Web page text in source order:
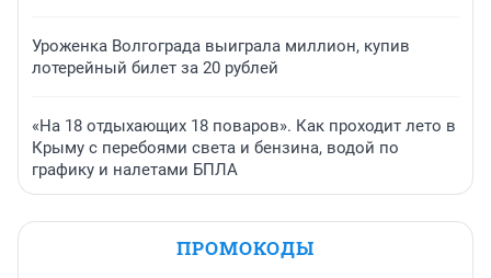
Уроженка Волгограда выиграла миллион, купив
лотерейный билет за 20 рублей
«На 18 отдыхающих 18 поваров». Как проходит лето в
Крыму с перебоями света и бензина, водой по
графику и налетами БПЛА
ПРОМОКОДЫ